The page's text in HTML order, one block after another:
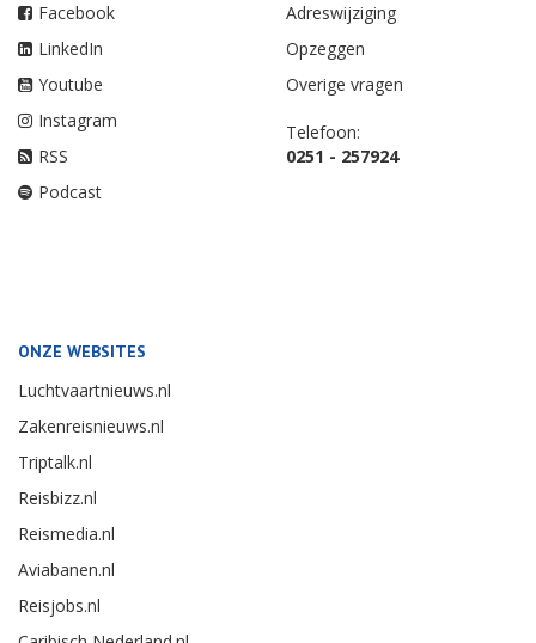
Facebook
LinkedIn
Youtube
Instagram
RSS
Podcast
Adreswijziging
Opzeggen
Overige vragen
Telefoon:
0251 - 257924
ONZE WEBSITES
Luchtvaartnieuws.nl
Zakenreisnieuws.nl
Triptalk.nl
Reisbizz.nl
Reismedia.nl
Aviabanen.nl
Reisjobs.nl